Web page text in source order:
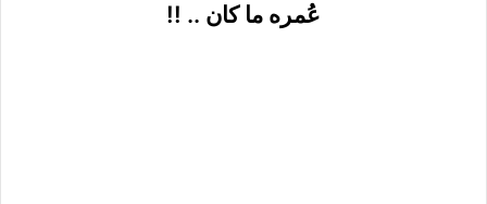
عُمره ما كان .. !!